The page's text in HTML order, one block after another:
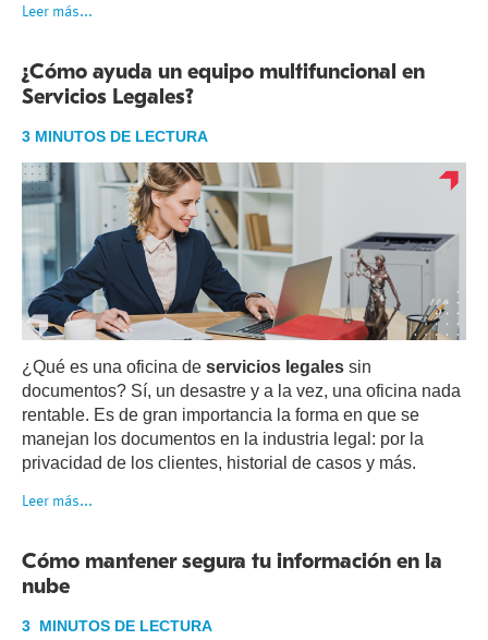
Leer más...
¿Cómo ayuda un equipo multifuncional en
Servicios Legales?
3 MINUTOS DE LECTURA
¿Qué es una oficina de servicios legales sin
documentos? Sí, un desastre y a la vez, una oficina nada
rentable. Es de gran importancia la forma en que se
manejan los documentos en la industria legal: por la
privacidad de los clientes, historial de casos y más.
Leer más...
Cómo mantener segura tu información en la
nube
3 MINUTOS DE LECTURA